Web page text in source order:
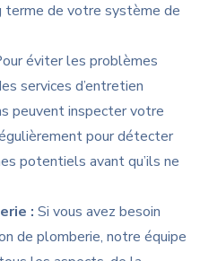
terme de votre système de
éviter les problèmes
services d’entretien
peuvent inspecter votre
pour détecter
potentiels avant qu’ils ne
: Si vous avez besoin
de plomberie, notre équipe